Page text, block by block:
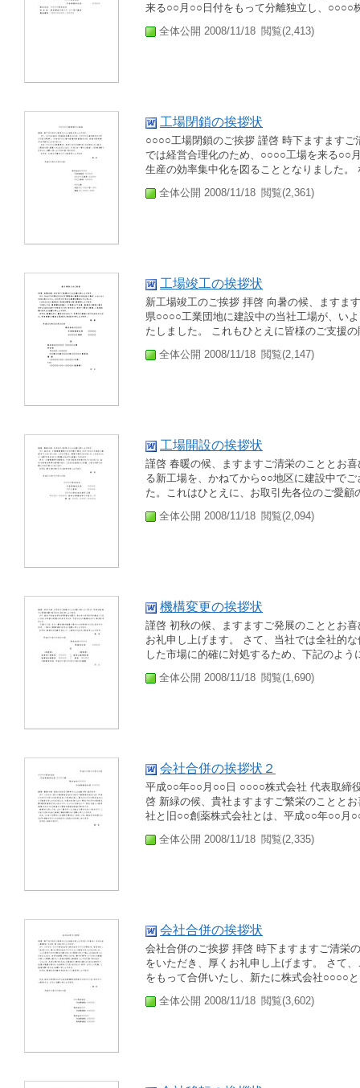
来る○○月○○日付をもって分離独立し、○○○○
全体公開 2008/11/18 閲覧(2,413)
工場閉鎖の挨拶状
○○○○工場閉鎖のご挨拶 謹啓 時下ますます
では経営合理化のため、○○○○工場を来る○○
生産の効率集中化を図ることとなりました
全体公開 2008/11/18 閲覧(2,361)
工場竣工の挨拶状
新工場竣工のご挨拶 拝啓 向暑の候、ますま
県○○○○工業団地に建設中の当社工場が、い
たしました。 これもひとえに皆様のご支援
全体公開 2008/11/18 閲覧(2,147)
工場開設の挨拶状
謹啓 春暖の候、ますますご清栄のこととお
る新工場を、かねてから○○地区に建設中で
た。これはひとえに、お取引先各位のご愛
全体公開 2008/11/18 閲覧(2,094)
機構変更の挨拶状
謹啓 初秋の候、ますますご発展のこととお
お礼申し上げます。 さて、当社では全社的
した市場に的確に対処するため、下記のよ
全体公開 2008/11/18 閲覧(1,690)
会社合併の挨拶状２
平成○○年○○月○○日 ○○○○株式会社 代表取締
啓 新緑の候、貴社ますますご繁栄のことと
社と旧○○創薬株式会社とは、平成○○年○○月
全体公開 2008/11/18 閲覧(2,335)
会社合併の挨拶状
会社合併のご挨拶 拝啓 時下ますますご清栄
をいただき、厚くお礼申し上げます。 さて
をもって合併いたし、新たに株式会社○○○○
全体公開 2008/11/18 閲覧(3,602)